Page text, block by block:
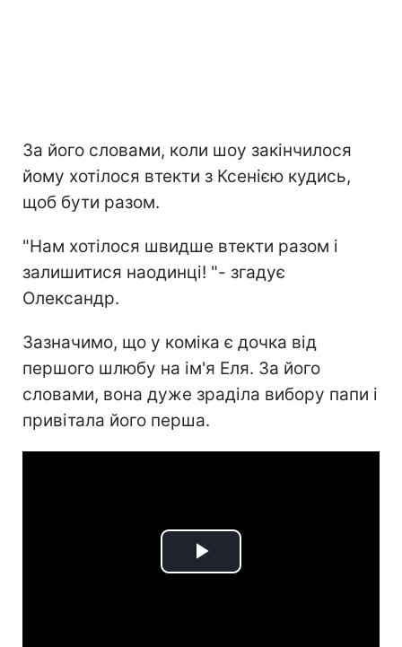
За його словами, коли шоу закінчилося
йому хотілося втекти з Ксенією кудись,
щоб бути разом.
"Нам хотілося швидше втекти разом і
залишитися наодинці! "- згадує
Олександр.
Зазначимо, що у коміка є дочка від
першого шлюбу на ім'я Еля. За його
словами, вона дуже зраділа вибору папи і
привітала його перша.
Play